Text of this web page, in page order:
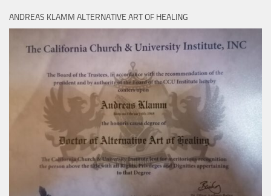
ANDREAS KLAMM ALTERNATIVE ART OF HEALING